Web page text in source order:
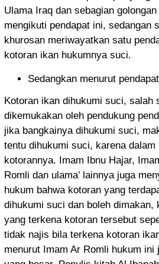
Ulama Iraq dan sebagian
mengikuti pendapat ini, sedangan
khurosan meriwayatkan satu
kotoran ikan hukumnya suci.
Sedangkan menurut
Kotoran ikan dihukumi suci, salah
dikemukakan oleh pendukung
jika bangkainya dihukumi suci,
tentu dihukumi suci, karena dalam
kotorannya. Imam Ibnu Hajar,
Romli dan ulama’ lainnya juga
hukum bahwa kotoran yang
dihukumi suci dan boleh dimakan,
yang terkena kotoran tersebut
tidak najis bila terkena kotoran
menurut Imam Ar Romli hukum ini